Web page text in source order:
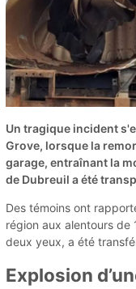
Un tragique incident
Grove, lorsque la
garage, entraînant la
de Dubreuil a été
Des témoins ont
région aux alentours de
deux yeux, a été
Explosion